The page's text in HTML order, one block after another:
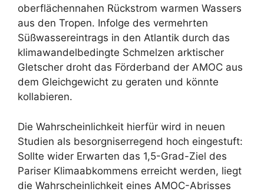
oberflächennahen Rückstrom warmen Wassers
aus den Tropen. Infolge des vermehrten
Süßwassereintrags in den Atlantik durch das
klimawandelbedingte Schmelzen arktischer
Gletscher droht das Förderband der AMOC aus
dem Gleichgewicht zu geraten und könnte
kollabieren.
Die Wahrscheinlichkeit hierfür wird in neuen
Studien als besorgniserregend hoch eingestuft:
Sollte wider Erwarten das 1,5-Grad-Ziel des
Pariser Klimaabkommens erreicht werden, liegt
die Wahrscheinlichkeit eines AMOC-Abrisses